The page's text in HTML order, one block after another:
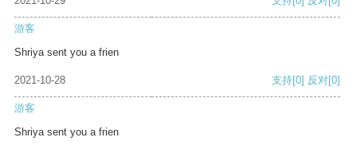
游客
Shriya sent you a frien
2021-10-28 支持[0] 反对[0]
游客
Shriya sent you a frien